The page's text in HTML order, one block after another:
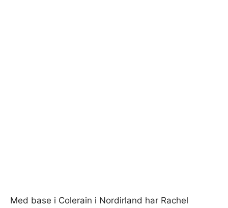
Med base i Colerain i Nordirland har Rachel